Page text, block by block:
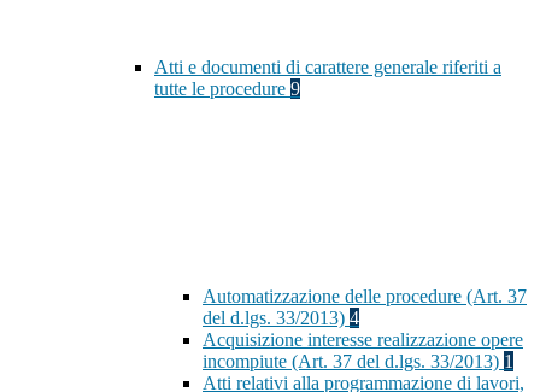
Atti e documenti di carattere generale riferiti a
tutte le procedure 9
Automatizzazione delle procedure (Art. 37
del d.lgs. 33/2013) 4
Acquisizione interesse realizzazione opere
incompiute (Art. 37 del d.lgs. 33/2013) 1
Atti relativi alla programmazione di lavori,